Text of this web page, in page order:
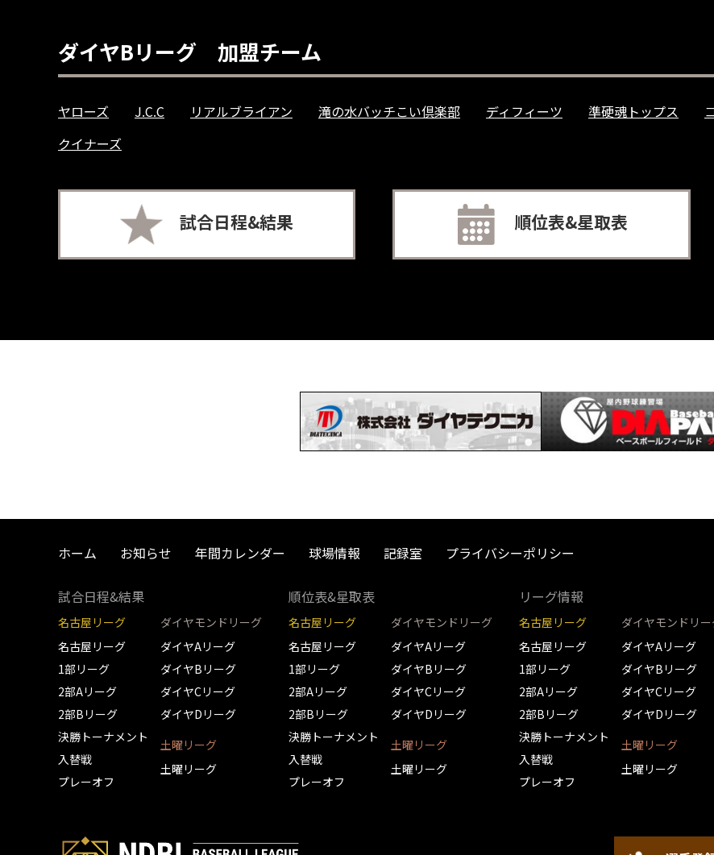
ダイヤBリーグ 加盟チーム
ヤローズ J.C.C リアルブライアン 滝の水バッチこい倶楽部 ディフィーツ 準硬魂トップス
クイナーズ
試合日程&結果 順位表&星取表
ホーム お知らせ 年間カレンダー 球場情報 記録室 プライバシーポリシー
試合日程&結果
名古屋リーグ
名古屋リーグ
1部リーグ
2部Aリーグ
2部Bリーグ
決勝トーナメント
入替戦
プレーオフ
ダイヤモンドリーグ
ダイヤAリーグ
ダイヤBリーグ
ダイヤCリーグ
ダイヤDリーグ
土曜リーグ
土曜リーグ
順位表&星取表
名古屋リーグ
名古屋リーグ
1部リーグ
2部Aリーグ
2部Bリーグ
決勝トーナメント
入替戦
プレーオフ
ダイヤモンドリーグ
ダイヤAリーグ
ダイヤBリーグ
ダイヤCリーグ
ダイヤDリーグ
土曜リーグ
土曜リーグ
リーグ情報
名古屋リーグ
名古屋リーグ
1部リーグ
2部Aリーグ
2部Bリーグ
決勝トーナメント
入替戦
プレーオフ
ダイヤモンドリ
ダイヤAリーグ
ダイヤBリーグ
ダイヤCリーグ
ダイヤDリーグ
土曜リーグ
土曜リーグ